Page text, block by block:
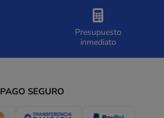
Presupuesto
inmediato
PAGO SEGURO